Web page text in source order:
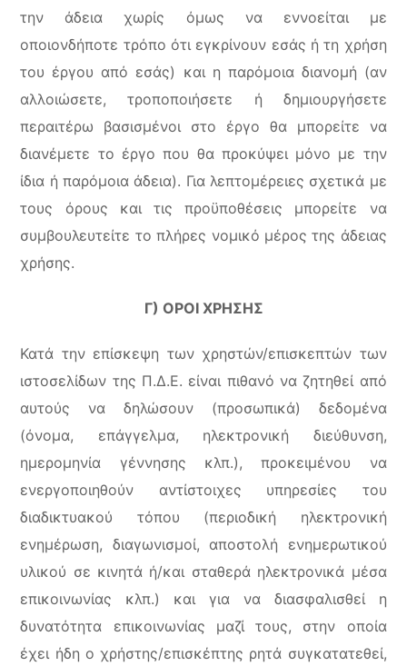
την άδεια χωρίς όμως να εννοείται με
οποιονδήποτε τρόπο ότι εγκρίνουν εσάς ή τη χρήση
του έργου από εσάς) και η παρόμοια διανομή (αν
αλλοιώσετε, τροποποιήσετε ή δημιουργήσετε
περαιτέρω βασισμένοι στο έργο θα μπορείτε να
διανέμετε το έργο που θα προκύψει μόνο με την
ίδια ή παρόμοια άδεια). Για λεπτομέρειες σχετικά με
τους όρους και τις προϋποθέσεις μπορείτε να
συμβουλευτείτε το πλήρες νομικό μέρος της άδειας
χρήσης.
Γ) ΟΡΟΙ ΧΡΗΣΗΣ
Κατά την επίσκεψη των χρηστών/επισκεπτών των
ιστοσελίδων της Π.Δ.Ε. είναι πιθανό να ζητηθεί από
αυτούς να δηλώσουν (προσωπικά) δεδομένα
(όνομα, επάγγελμα, ηλεκτρονική διεύθυνση,
ημερομηνία γέννησης κλπ.), προκειμένου να
ενεργοποιηθούν αντίστοιχες υπηρεσίες του
διαδικτυακού τόπου (περιοδική ηλεκτρονική
ενημέρωση, διαγωνισμοί, αποστολή ενημερωτικού
υλικού σε κινητά ή/και σταθερά ηλεκτρονικά μέσα
επικοινωνίας κλπ.) και για να διασφαλισθεί η
δυνατότητα επικοινωνίας μαζί τους, στην οποία
έχει ήδη ο χρήστης/επισκέπτης ρητά συγκατατεθεί,